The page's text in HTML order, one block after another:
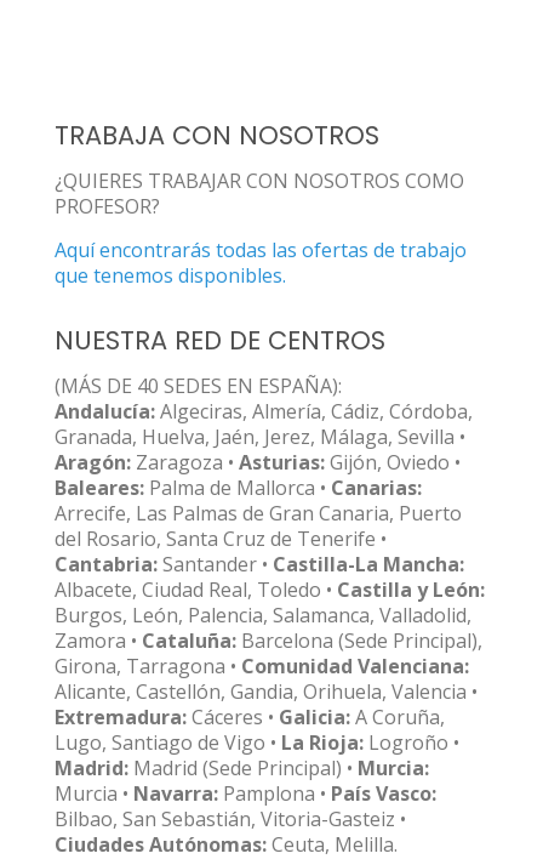
TRABAJA CON NOSOTROS
¿QUIERES TRABAJAR CON NOSOTROS COMO
PROFESOR?
Aquí encontrarás todas las ofertas de trabajo
que tenemos disponibles.
NUESTRA RED DE CENTROS
(MÁS DE 40 SEDES EN ESPAÑA):
Andalucía:Algeciras, Almería, Cádiz, Córdoba,
Granada, Huelva, Jaén, Jerez, Málaga, Sevilla •
Aragón: Zaragoza • Asturias:Gijón, Oviedo •
Baleares: Palma de Mallorca • Canarias:
Arrecife, Las Palmas de Gran Canaria, Puerto
del Rosario, Santa Cruz de Tenerife •
Cantabria:Santander • Castilla-La Mancha:
Albacete, Ciudad Real, Toledo • Castilla y León:
Burgos, León, Palencia, Salamanca, Valladolid,
Zamora • Cataluña: Barcelona (Sede Principal),
Girona, Tarragona • Comunidad Valenciana:
Alicante, Castellón, Gandia, Orihuela, Valencia •
Extremadura:Cáceres • Galicia:A Coruña,
Lugo, Santiago de Vigo • La Rioja: Logroño •
Madrid: Madrid (Sede Principal) • Murcia:
Murcia • Navarra: Pamplona • País Vasco:
Bilbao, San Sebastián, Vitoria-Gasteiz •
Ciudades Autónomas:Ceuta, Melilla.